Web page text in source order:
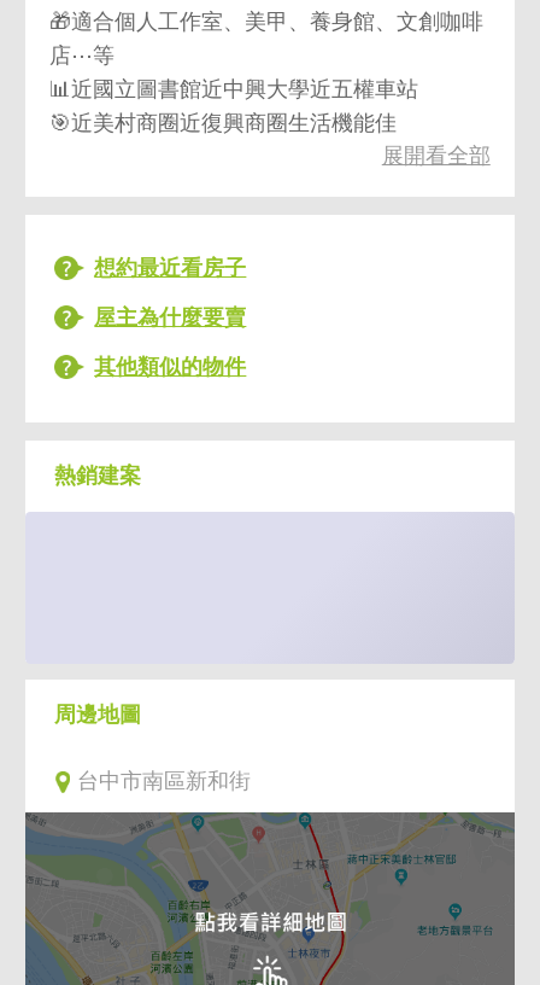
🎁適合個人工作室、美甲、養身館、文創咖啡
店⋯等
📊近國立圖書館近中興大學近五權車站
🎯近美村商圈近復興商圈生活機能佳
展開看全部
想約最近看房子
屋主為什麼要賣
其他類似的物件
熱銷建案
周邊地圖
台中市南區新和街